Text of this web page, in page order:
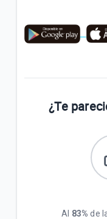
Lista de Cajeros
¿Cómo pago mi
¿Te
Al 83% de